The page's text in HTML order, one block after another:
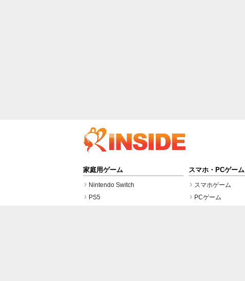
家庭用ゲーム
Nintendo Switch
PS5
スマホ・PCゲーム
スマホゲーム
PCゲーム